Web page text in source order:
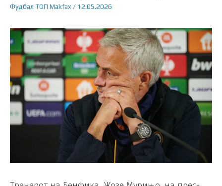
Фудбал ТОП Makfax/ 12.05.2026